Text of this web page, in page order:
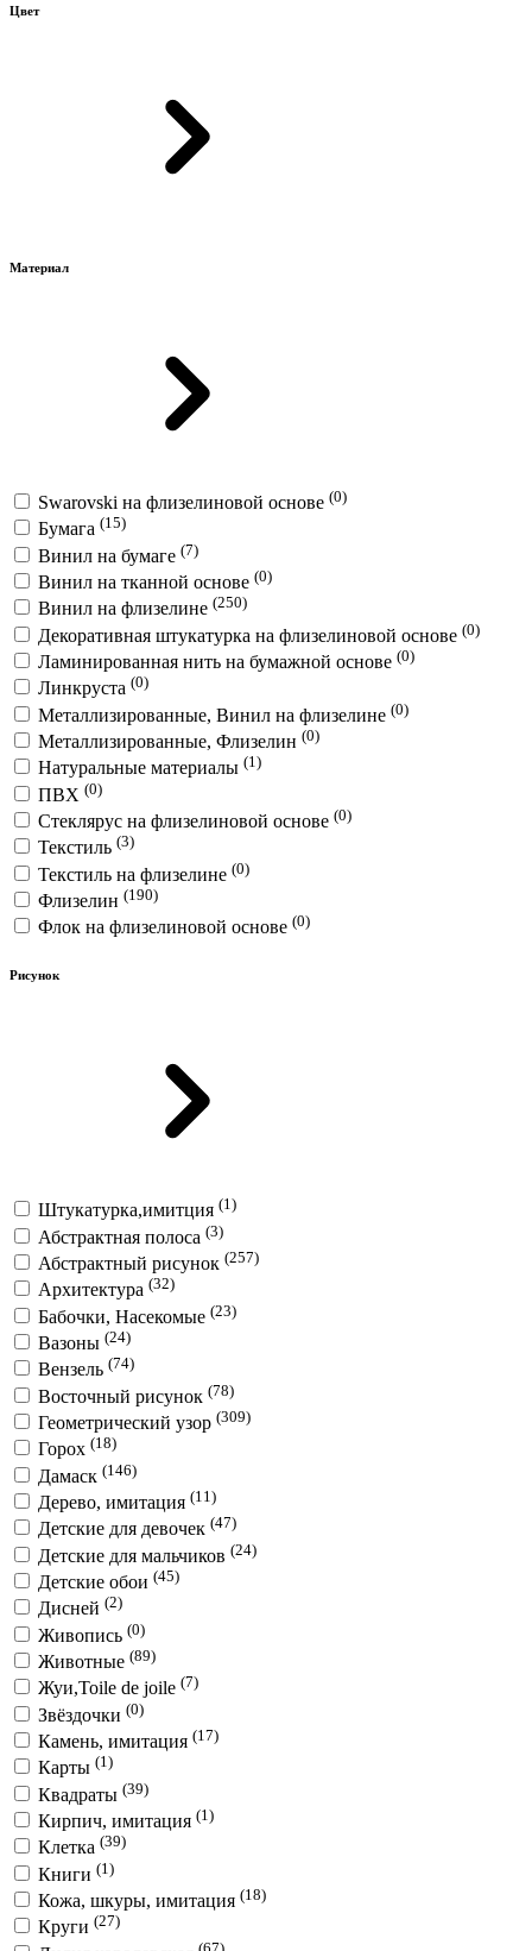
Цвет
Материал
Swarovski на флизелиновой основе (0)
Бумага (15)
Винил на бумаге (7)
Винил на тканной основе (0)
Винил на флизелине (250)
Декоративная штукатурка на флизелиновой основе (0)
Ламинированная нить на бумажной основе (0)
Линкруста (0)
Металлизированные, Винил на флизелине (0)
Металлизированные, Флизелин (0)
Натуральные материалы (1)
ПВХ (0)
Стеклярус на флизелиновой основе (0)
Текстиль (3)
Текстиль на флизелине (0)
Флизелин (190)
Флок на флизелиновой основе (0)
Рисунок
Штукатурка,имитция (1)
Абстрактная полоса (3)
Абстрактный рисунок (257)
Архитектура (32)
Бабочки, Насекомые (23)
Вазоны (24)
Вензель (74)
Восточный рисунок (78)
Геометрический узор (309)
Горох (18)
Дамаск (146)
Дерево, имитация (11)
Детские для девочек (47)
Детские для мальчиков (24)
Детские обои (45)
Дисней (2)
Живопись (0)
Животные (89)
Жуи,Toile de joile (7)
Звёздочки (0)
Камень, имитация (17)
Карты (1)
Квадраты (39)
Кирпич, имитация (1)
Клетка (39)
Книги (1)
Кожа, шкуры, имитация (18)
Круги (27)
(67)